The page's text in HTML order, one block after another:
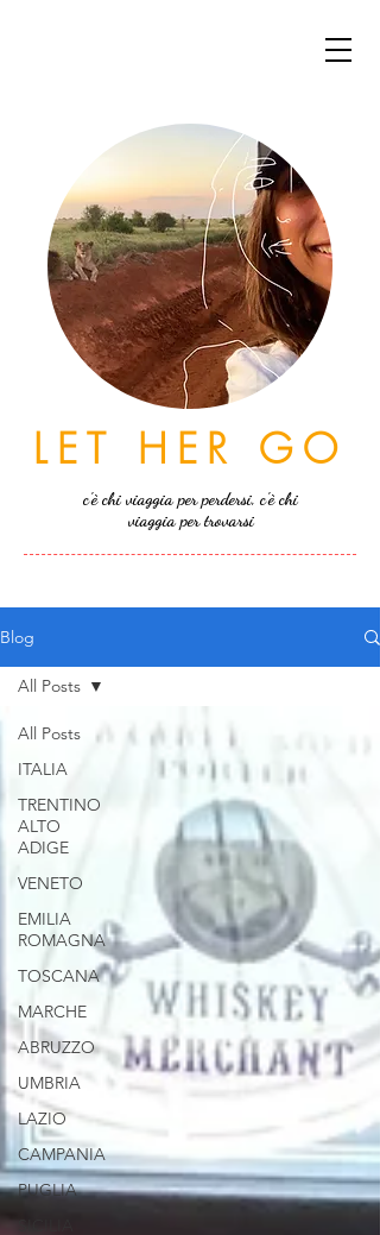
LET HER GO
c'è chi viaggia per perdersi, c'è chi
viaggia per trovarsi
Blog
All Posts
ITALIA
TRENTINO
ALTO
ADIGE
VENETO
EMILIA
ROMAGNA
TOSCANA
MARCHE
ABRUZZO
UMBRIA
LAZIO
CAMPANIA
PUGLIA
All Posts